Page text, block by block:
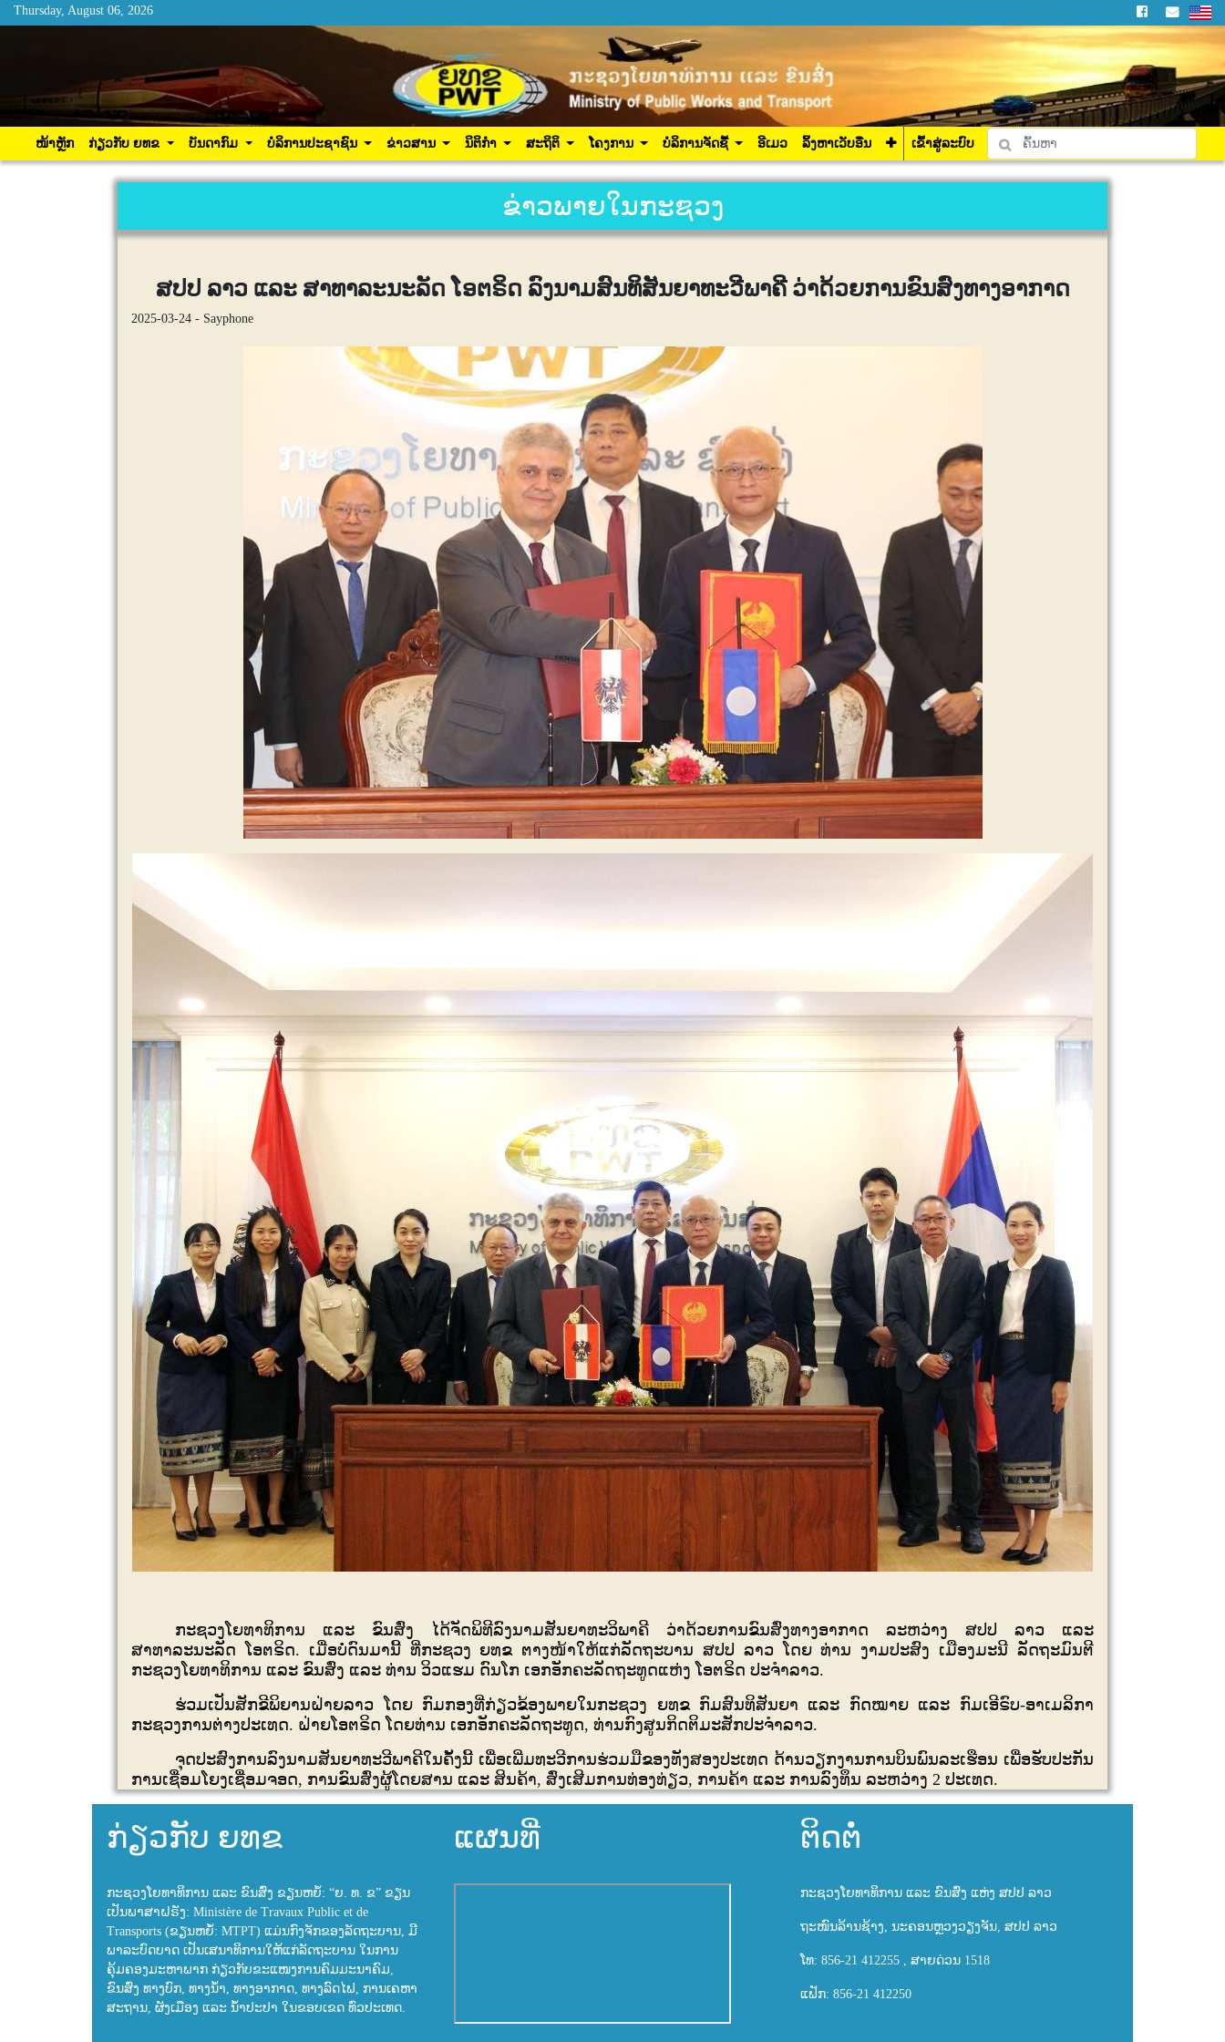
Thursday, August 06, 2026
ໜ້າຫຼັກ ກ່ຽວກັບ ຍທຂ ບັນດາກົມ ບໍລິການປະຊາຊົນ ຂ່າວສານ ນິຕິກຳ ສະຖິຕິ ໂຄງການ ເຂົ້າສູ່ລະບົບ
Thursday, August 06, 2026
ໜ້າຫຼັກ ກ່ຽວກັບ ຍທຂ ບັນດາກົມ ບໍລິການປະຊາຊົນ ຂ່າວສານ ນິຕິກຳ ສະຖິຕິ ໂຄງການ ບໍລິການຈັດຊື້ ອີເມວ ລິ້ງຫາເວັບອື່ນ ເຂົ້າສູ່ລະບົບ
ຂ່າວພາຍໃນກະຊວງ
ສປປ ລາວ ແລະ ສາທາລະນະລັດ ໂອຕຣິດ ລົງນາມສົນທິສັນຍາທະວີພາຄີ ວ່າດ້ວຍການຂົນສົ່ງທາງອາກາດ
2025-03-24 - Sayphone
ກະຊວງໂຍທາທິການ ແລະ ຂົນສົ່ງ ໄດ້ຈັດພິທີລົງນາມສັນຍາທະວິພາຄີ ວ່າດ້ວຍການຂົນສົ່ງທາງອາກາດ ລະຫວ່າງ ສປປ ລາວ ແລະ
ສາທາລະນະລັດ ໂອຕຣິດ. ເມື່ອບໍ່ດົນມານີ້ ທີ່ກະຊວງ ຍທຂ ຕາງໜ້າໃຫ້ແກ່ລັດຖະບານ ສປປ ລາວ ໂດຍ ທ່ານ ງາມປະສົງ ເມືອງມະນີ ລັດຖະມົນຕີ
ກະຊວງໂຍທາທິການ ແລະ ຂົນສົ່ງ ແລະ ທ່ານ ວິວແຮມ ດົນໂກ ເອກອັກຄະລັດຖະທູດແຫ່ງ ໂອຕຣິດ ປະຈຳລາວ.
ຮ່ວມເປັນສັກຂີພິຍານຝ່າຍລາວ ໂດຍ ກົມກອງທີ່ກ່ຽວຂ້ອງພາຍໃນກະຊວງ ຍທຂ ກົມສົນທິສັນຍາ ແລະ ກົດໝາຍ ແລະ ກົມເອີຣົບ-ອາເມລິກາ
ກະຊວງການຕ່າງປະເທດ. ຝ່າຍໂອຕຣິດ ໂດຍທ່ານ ເອກອັກຄະລັດຖະທູດ,ທ່ານກົງສູນກິດຕິມະສັກປະຈຳລາວ.
ຈຸດປະສົງການລົງນາມສັນຍາທະວີພາຄີໃນຄັ້ງນີ້ ເພື່ອເພີ່ມທະວີການຮ່ວມມືຂອງທັງສອງປະເທດ ດ້ານວຽກງານການບິນພົນລະເຮືອນ ເພື່ອຮັບປະກັນ
ການເຊື່ອມໂຍງເຊື່ອມຈອດ, ການຂົນສົ່ງຜູ້ໂດຍສານ ແລະ ສິນຄ້າ,ສົ່ງເສີມການທ່ອງທ່ຽວ, ການຄ້າ ແລະ ການລົງທຶນ ລະຫວ່າງ 2ປະເທດ.
ກ່ຽວກັບ ຍທຂ
ກະຊວງໂຍທາທິການ ແລະ ຂົນສົ່ງ ຂຽນຫຍໍ້: “ຍ. ທ. ຂ” ຂຽນ
ເປັນພາສາຝຣັ່ງ: Ministère de Travaux Public et de
Transports (ຂຽນຫຍໍ້: MTPT) ແມ່ນກົງຈັກຂອງລັດຖະບານ, ມີ
ພາລະບົດບາດ ເປັນເສນາທິການໃຫ້ແກ່ລັດຖະບານ ໃນການ
ຄຸ້ມຄອງມະຫາພາກ ກ່ຽວກັບຂະແໜງການຄົມມະນາຄົມ,
ຂົນສົ່ງ ທາງບົກ, ທາງນ້ຳ, ທາງອາກາດ, ທາງລົດໄຟ, ການເຄຫາ
ສະຖານ, ຜັງເມືອງ ແລະ ນ້ຳປະປາ ໃນຂອບເຂດ ທົ່ວປະເທດ.
ແຜນທີ່ ຕິດຕໍ່
ກະຊວງໂຍທາທິການ ແລະ ຂົນສົ່ງ ແຫ່ງ ສປປ ລາວ
ຖະໜົນລ້ານຊ້າງ, ນະຄອນຫຼວງວຽງຈັນ, ສປປ ລາວ
ໂທ: 856-21 412255 , ສາຍດ່ວນ 1518
ແຟັກ: 856-21 412250